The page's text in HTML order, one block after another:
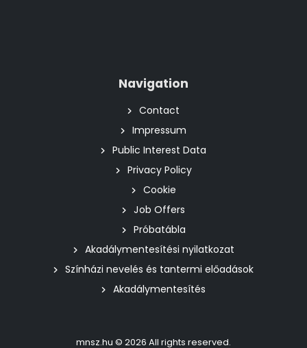
Navigation
Contact
Impressum
Public Interest Data
Privacy Policy
Cookie
Job Offers
Próbatábla
Akadálymentesítési nyilatkozat
Színházi nevelés és tantermi előadások
Akadálymentesítés
mnsz.hu © 2026 All rights reserved.